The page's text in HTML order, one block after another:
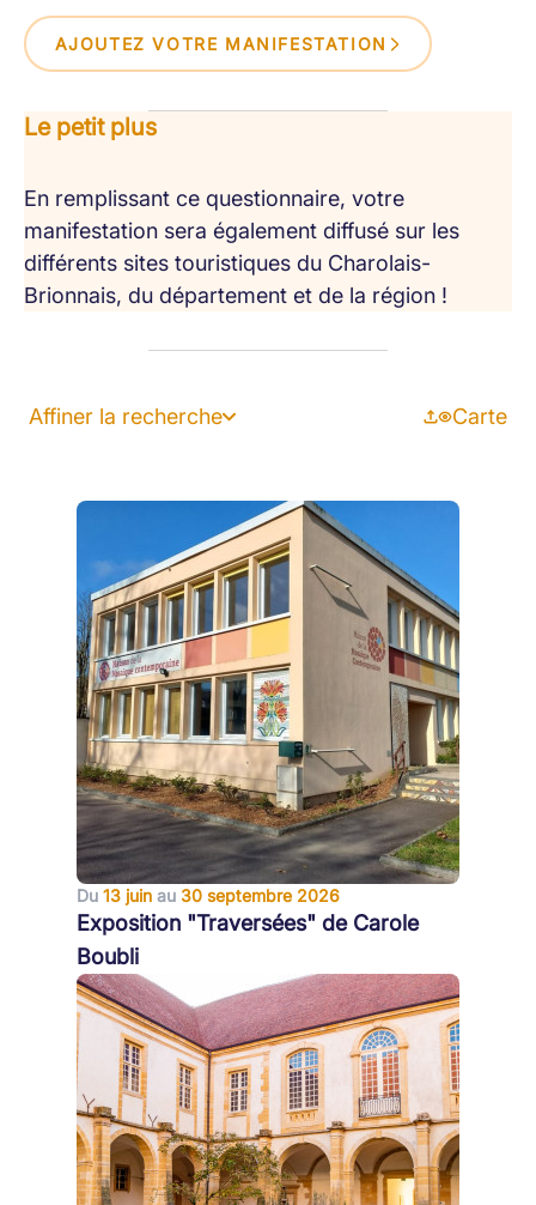
AJOUTEZ VOTRE MANIFESTATION
Le petit plus
En remplissant ce questionnaire, votre
manifestation sera également diffusé sur les
différents sites touristiques du Charolais-
Brionnais, du département et de la région !
Affiner la recherche Carte
Du 13 juin au 30 septembre 2026
Exposition "Traversées" de Carole
Boubli